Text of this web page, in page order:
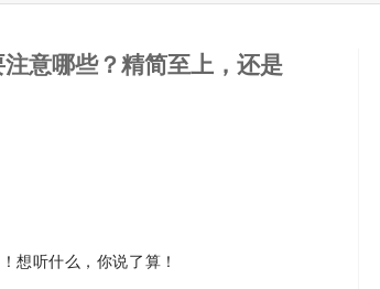
意哪些？精简至上，还是
想听什么，你说了算！